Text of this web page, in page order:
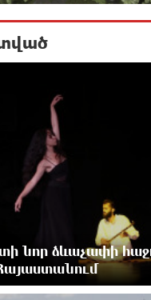
մարդկանց» հիմնադրամի
ու դռները
ը հաղթեց
վարույթի շրջանակում
կյանքին առնչվող
հրապարակումն
նոր ձևաչափի